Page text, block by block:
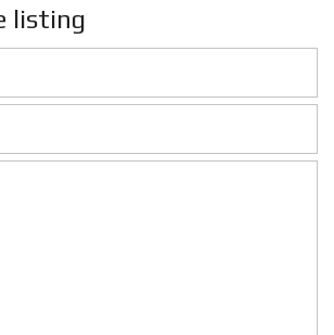
listing